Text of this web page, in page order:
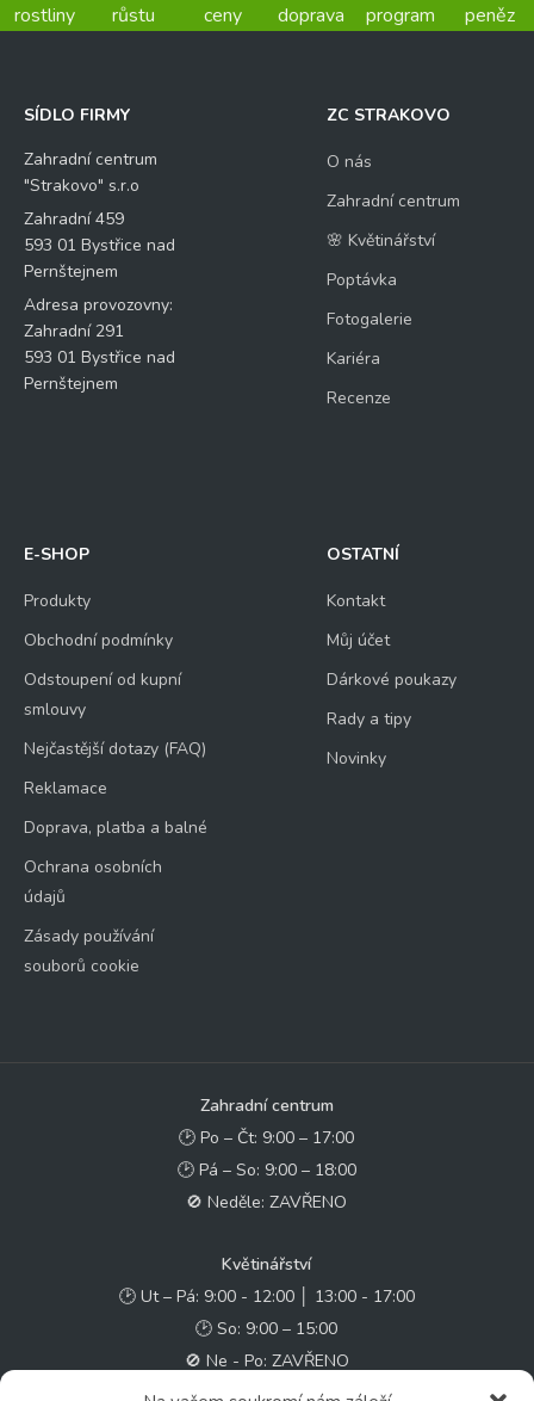
rostliny
růstu
ceny
doprava
program
peněz
SÍDLO FIRMY
Zahradní centrum
"Strakovo" s.r.o
Zahradní 459
593 01 Bystřice nad
Pernštejnem
Adresa provozovny:
Zahradní 291
593 01 Bystřice nad
Pernštejnem
ZC STRAKOVO
O nás
Zahradní centrum
🌸 Květinářství
Poptávka
Fotogalerie
Kariéra
Recenze
E-SHOP
Produkty
Obchodní podmínky
Odstoupení od kupní
smlouvy
Nejčastější dotazy (FAQ)
Reklamace
Doprava, platba a balné
Ochrana osobních
údajů
Zásady používání
souborů cookie
OSTATNÍ
Kontakt
Můj účet
Dárkové poukazy
Rady a tipy
Novinky
Zahradní centrum
🕑 Po – Čt: 9:00 – 17:00
🕑 Pá – So: 9:00 – 18:00
🚫 Neděle: ZAVŘENO
Květinářství
🕑 Ut – Pá: 9:00 - 12:00 │ 13:00 - 17:00
🕑 So: 9:00 – 15:00
🚫 Ne - Po: ZAVŘENO